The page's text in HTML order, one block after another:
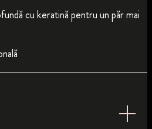
cu keratină pentru un păr mai